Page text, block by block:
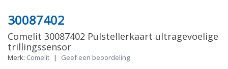
30087402
Comelit 30087402 Pulstellerkaart ultragevoelige
trillingssensor
Merk: Comelit | Geef een beoordeling